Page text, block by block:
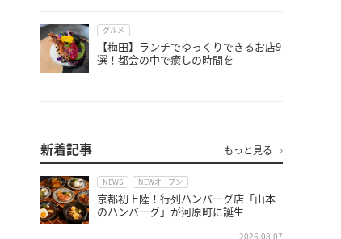
グルメ
【梅田】ランチでゆっくりできるお店9
選！都会の中で癒しの時間を
新着記事 もっと見る
NEWS NEWオープン
京都初上陸！行列ハンバーグ店「山本
のハンバーグ」が河原町に誕生
2026.08.07